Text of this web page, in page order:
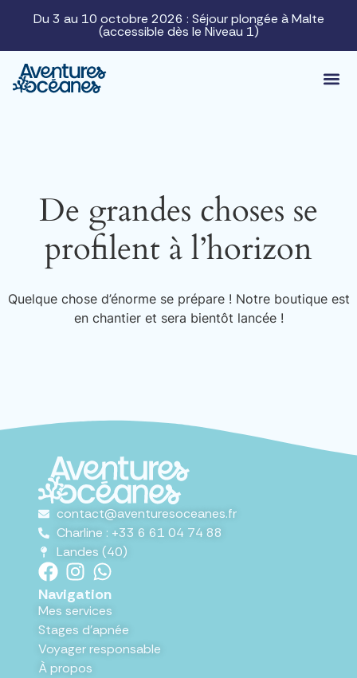
Du 3 au 10 octobre 2026 : Séjour plongée à Malte
(accessible dès le Niveau 1)
De grandes choses se
profilent à l’horizon
Quelque chose d’énorme se prépare ! Notre boutique est
en chantier et sera bientôt lancée !
contact@aventuresoceanes.fr
Charline : +33 6 61 04 74 88
Landes (40)
Navigation
Mes services
Stages d'apnée
Voyager responsable
À propos